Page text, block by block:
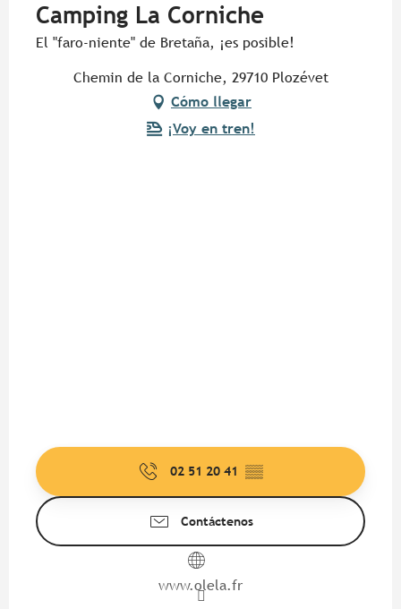
Camping La Corniche
El "faro-niente" de Bretaña, ¡es posible!
Chemin de la Corniche, 29710 Plozévet
Cómo llegar
¡Voy en tren!
02 51 20 41 ▒▒
Contáctenos
www.olela.fr